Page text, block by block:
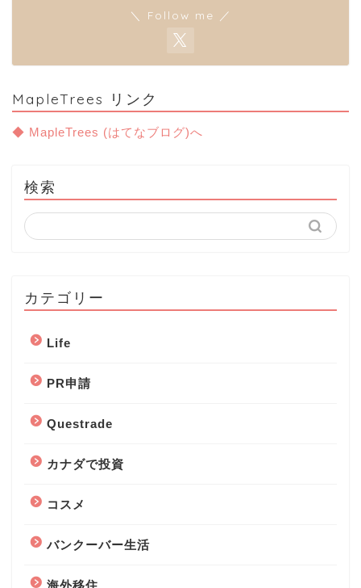
＼ Follow me ／
MapleTrees リンク
◆ MapleTrees (はてなブログ)へ
検索
カテゴリー
Life
PR申請
Questrade
カナダで投資
コスメ
バンクーバー生活
海外移住